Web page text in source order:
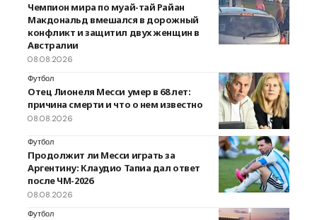
Чемпион мира по муай-тай Райан
Макдональд вмешался в дорожный
конфликт и защитил двух женщин в
Австралии
08.08.2026
Футбол
Отец Лионеля Месси умер в 68 лет:
причина смерти и что о нем известно
08.08.2026
Футбол
Продолжит ли Месси играть за
Аргентину: Клаудио Тапиа дал ответ
после ЧМ-2026
08.08.2026
Футбол